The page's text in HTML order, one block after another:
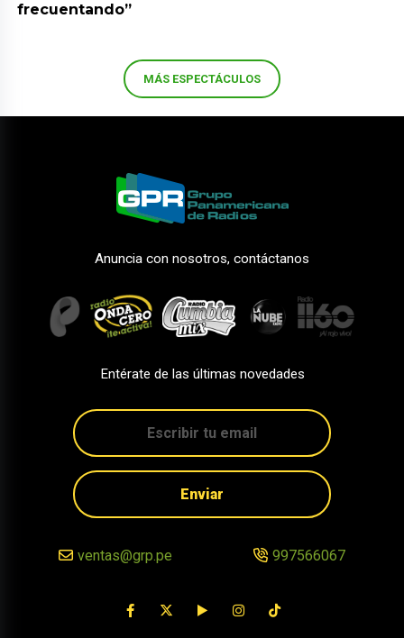
frecuentando”
MÁS ESPECTÁCULOS
Anuncia con nosotros, contáctanos
Entérate de las últimas novedades
Enviar
ventas@grp.pe 997566067